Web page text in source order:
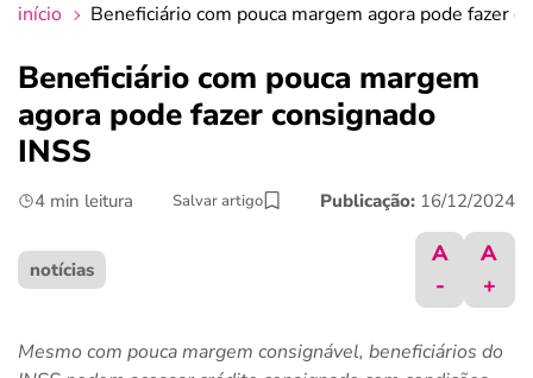
finanças
benefícios
últimas notícias
ferramentas
início Beneficiário com pouca margem agora pode fazer
Beneficiário com pouca margem
agora pode fazer consignado
INSS
4 min leitura Salvar artigo Publicação: 16/12/2024
notícias
A
-
A
+
Mesmo com pouca margem consignável, beneficiários do